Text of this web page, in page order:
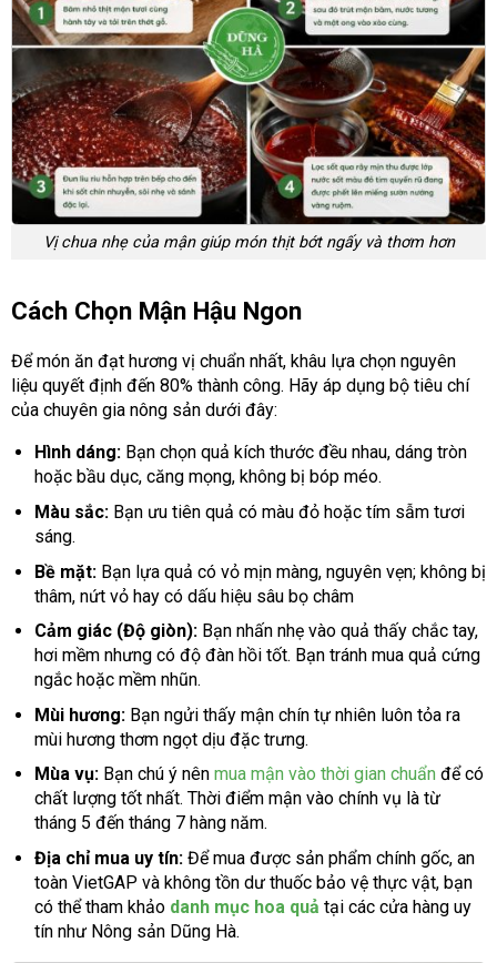
Vị chua nhẹ của mận giúp món thịt bớt ngấy và thơm hơn
Cách Chọn Mận Hậu Ngon
Để món ăn đạt hương vị chuẩn nhất, khâu lựa chọn nguyên
liệu quyết định đến 80% thành công. Hãy áp dụng bộ tiêu chí
của chuyên gia nông sản dưới đây:
Hình dáng:Bạn chọn quả kích thước đều nhau, dáng tròn
hoặc bầu dục, căng mọng, không bị bóp méo.
Màu sắc:Bạn ưu tiên quả có màu đỏ hoặc tím sẫm tươi
sáng.
Bề mặt:Bạn lựa quả có vỏ mịn màng, nguyên vẹn; không bị
thâm, nứt vỏ hay có dấu hiệu sâu bọ châm
Cảm giác (Độ giòn):Bạn nhấn nhẹ vào quả thấy chắc tay,
hơi mềm nhưng có độ đàn hồi tốt. Bạn tránh mua quả cứng
ngắc hoặc mềm nhũn.
Mùi hương:Bạn ngửi thấy mận chín tự nhiên luôn tỏa ra
mùi hương thơm ngọt dịu đặc trưng.
Mùa vụ:Bạn chú ý nênmua mận vào thời gian chuẩn để có
chất lượng tốt nhất. Thời điểm mận vào chính vụ là từ
tháng 5 đến tháng 7 hàng năm.
Địa chỉ mua uy tín:Để mua được sản phẩm chính gốc, an
toàn VietGAP và không tồn dư thuốc bảo vệ thực vật, bạn
có thể tham khảo danh mục hoa quả tại các cửa hàng uy
tín như Nông sản Dũng Hà.